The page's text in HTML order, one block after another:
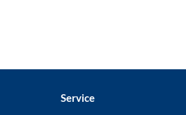
Service